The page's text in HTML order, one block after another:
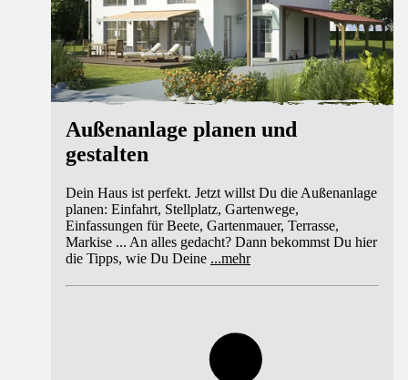
Außenanlage planen und
gestalten
Dein Haus ist perfekt. Jetzt willst Du die Außenanlage
planen: Einfahrt, Stellplatz, Gartenwege,
Einfassungen für Beete, Gartenmauer, Terrasse,
Markise ... An alles gedacht? Dann bekommst Du hier
die Tipps, wie Du Deine ...mehr